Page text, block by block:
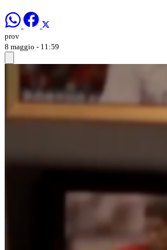
prov
8 maggio - 11:59